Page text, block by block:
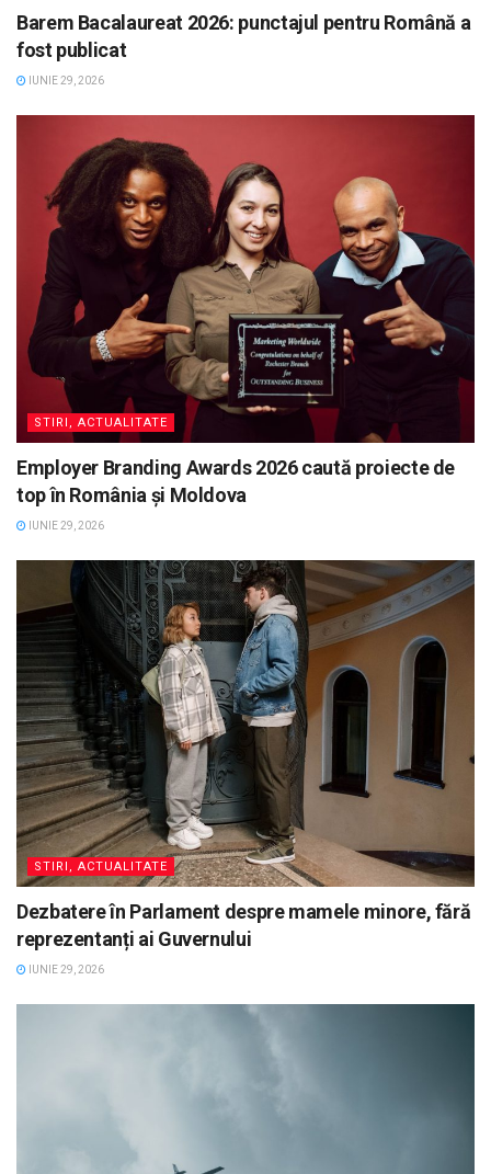
Barem Bacalaureat 2026: punctajul pentru Română a
fost publicat
IUNIE 29, 2026
STIRI, ACTUALITATE
Employer Branding Awards 2026 caută proiecte de
top în România și Moldova
IUNIE 29, 2026
STIRI, ACTUALITATE
Dezbatere în Parlament despre mamele minore, fără
reprezentanți ai Guvernului
IUNIE 29, 2026